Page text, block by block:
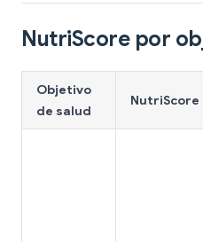
NutriScore por
Objetivo
de salud
NutriScore